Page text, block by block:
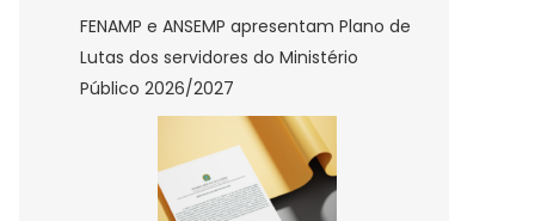
FENAMP e ANSEMP apresentam Plano de
Lutas dos servidores do Ministério
Público 2026/2027